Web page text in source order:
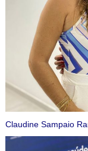
Claudine Sampaio